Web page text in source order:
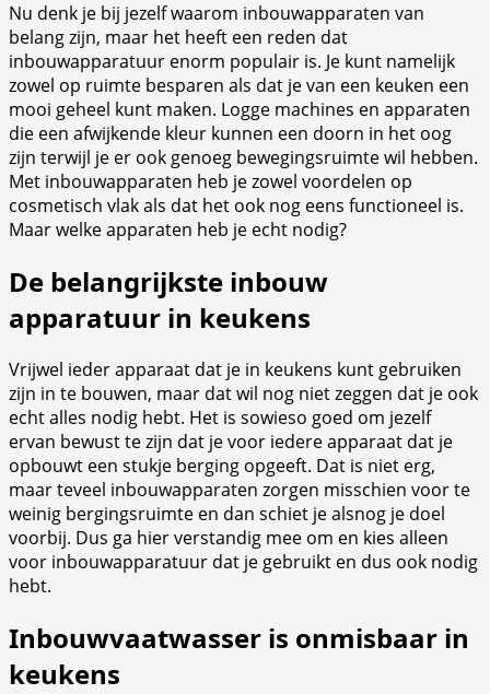
Nu denk je bij jezelf waarom inbouwapparaten van
belang zijn, maar het heeft een reden dat
inbouwapparatuur enorm populair is. Je kunt namelijk
zowel op ruimte besparen als dat je van een keuken een
mooi geheel kunt maken. Logge machines en apparaten
die een afwijkende kleur kunnen een doorn in het oog
zijn terwijl je er ook genoeg bewegingsruimte wil hebben.
Met inbouwapparaten heb je zowel voordelen op
cosmetisch vlak als dat het ook nog eens functioneel is.
Maar welke apparaten heb je echt nodig?
De belangrijkste inbouw
apparatuur in keukens
Vrijwel ieder apparaat dat je in keukens kunt gebruiken
zijn in te bouwen, maar dat wil nog niet zeggen dat je ook
echt alles nodig hebt. Het is sowieso goed om jezelf
ervan bewust te zijn dat je voor iedere apparaat dat je
opbouwt een stukje berging opgeeft. Dat is niet erg,
maar teveel inbouwapparaten zorgen misschien voor te
weinig bergingsruimte en dan schiet je alsnog je doel
voorbij. Dus ga hier verstandig mee om en kies alleen
voor inbouwapparatuur dat je gebruikt en dus ook nodig
hebt.
Inbouwvaatwasser is onmisbaar in
keukens